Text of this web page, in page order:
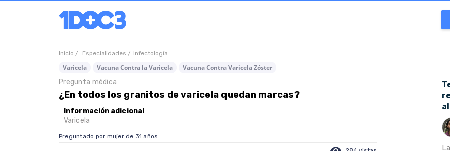
Inicio / Especialidades / Infectología
Varicela Vacuna Contra la Varicela
Vacuna Contra Varicela Zóster
Pregunta médica
¿En todos los granitos de varicela quedan marcas?
Información adicional
Varicela
Preguntado por mujer de 31 años